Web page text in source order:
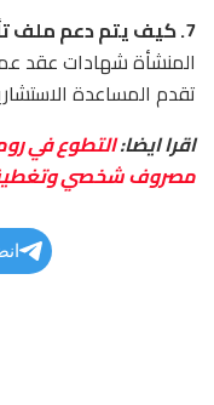
7. كيف يتم دعم ملف تأشيرة العمل؟
المنشأة شهادات عقد
تقدم المساعدة
اقرا ايضا:
مصروف شخصي